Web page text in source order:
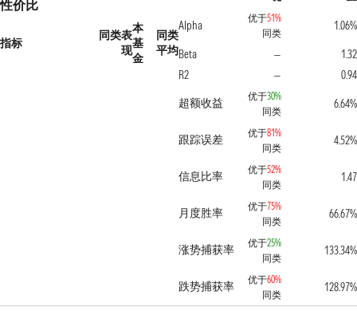
性价比
指标
同类表
现
本
基
金
同类
平均
Alpha
优于51%
同类
1.06%
Beta
—
1.32
R2
—
0.94
超额收益
优于30%
同类
6.64%
跟踪误差 优于81%
同类
4.52%
信息比率 优于52%
同类
1.47
月度胜率 优于75%
同类
66.67%
涨势捕获率 优于25%
同类
133.34%
跌势捕获率 优于60%
同类
128.97%